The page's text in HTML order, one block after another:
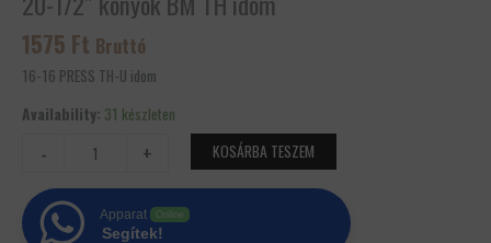
1575 Ft Bruttó
16-16 PRESS TH-U idom
Availability: 31 készleten
-
idom
mennyiség
+ KOSÁRBA TESZEM
Apparat Online
Segítek!